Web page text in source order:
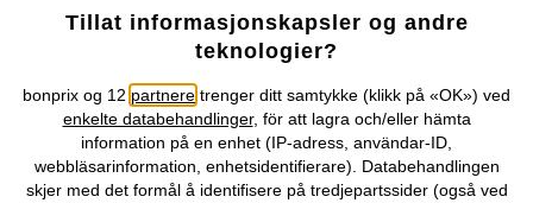
Topkategorier / Sesongvarer
Du kan også finne oss på
Tillat informasjonskapsler og andre
teknologier?
bonprix og 12 partnere trenger ditt samtykke (klikk på «OK») ved
enkelte databehandlinger, för att lagra och/eller hämta
information på en enhet (IP-adress, användar-ID,
webbläsarinformation, enhetsidentifierare). Databehandlingen
skjer med det formål å identifisere på tredjepartssider (også ved